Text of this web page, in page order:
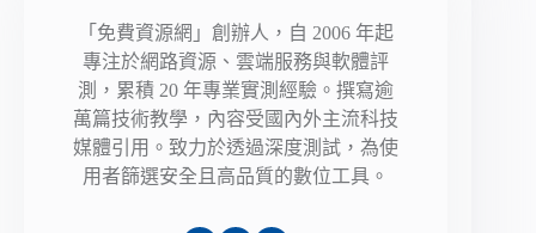
「免費資源網」創辦人，自 2006 年起
專注於網路資源、雲端服務與軟體評
測，累積 20 年專業實測經驗。撰寫逾
萬篇技術教學，內容受國內外主流科技
媒體引用。致力於透過深度測試，為使
用者篩選安全且高品質的數位工具。